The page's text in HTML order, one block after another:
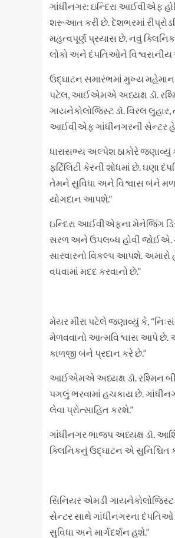
ગાંધીનગર: ઇન્દિરા આઈવીએફ
શરૂઆત કરી છે. દેશભરમાં
મહત્વપૂર્ણ પ્રયાસ છે. નવું ક્લિનિક
લોકો અને દંપતિઓને વિશ્વસનીય
ઉદ્ઘાટન સમારંભમાં મુખ્ય મહેમાન
પટેલ, આઈએમએ અધ્યક્ષ ડૉ.
ગાયનેકોલોજિસ્ટ ડૉ. વિરલ
આઈવીએફ ગાંધીનગરની સેન્ટર
ધારાસભ્ય અલ્પેશ ઠાકોરે જણાવ્યું
ફર્ટિલિટી કેરની શોધમાં છે. ઘણા
તેમને સુવિધા અને વિશ્વાસ બંને
યોગદાન આપશે.”
ઇન્દિરા આઈવીએફના મેનેજિંગ
સરળ અને ઉપલબ્ધ હોવી જોઈએ.
સારવારનો વિકલ્પ આપશે. અમારો
વધવામાં મદદ કરવાનો છે.”
મેયર મીરા પટેલે જણાવ્યું કે,
મેળવવાનો આત્મવિશ્વાસ આપે છે.
કાળજી બંને પ્રદાન કરે છે.”
આઈએમએ અધ્યક્ષ ડૉ. રશ્મિન બી.
પગલું ભરવામાં હચકાય છે.
લેવા પ્રોત્સાહિત કરશે.”
ગાંધીનગર ભાજપ અધ્યક્ષ ડૉ.
ક્લિનિકનું ઉદ્ઘાટન એ સુનિશ્ચિત
સિનિયર એમડી
સેન્ટર સાથે ગાંધીનગરના દંપતિઓ
સુવિધા અને માર્ગદર્શન હશે.”